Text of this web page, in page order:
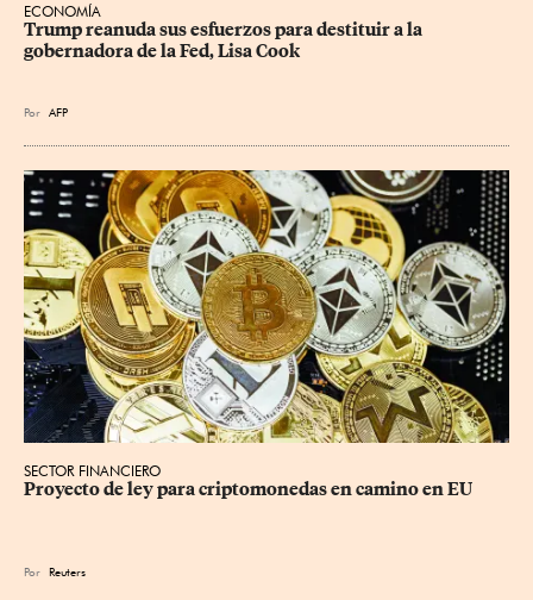
ECONOMÍA
Trump reanuda sus esfuerzos para destituir a la
gobernadora de la Fed, Lisa Cook
Por AFP
SECTOR FINANCIERO
Proyecto de ley para criptomonedas en camino en EU
Por Reuters